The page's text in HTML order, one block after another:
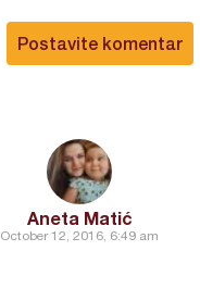
Postavite komentar
Aneta Matić
October 12, 2016, 6:49 am